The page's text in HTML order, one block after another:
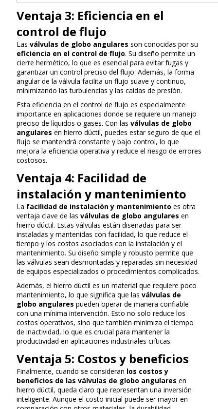
Ventaja 3: Eficiencia en el
control de flujo
Las válvulas de globo angulares son conocidas por su
eficiencia en el control de flujo. Su diseño permite un
cierre hermético, lo que es esencial para evitar fugas y
garantizar un control preciso del flujo. Además, la forma
angular de la válvula facilita un flujo suave y continuo,
minimizando las turbulencias y las caídas de presión.
Esta eficiencia en el control de flujo es especialmente
importante en aplicaciones donde se requiere un manejo
preciso de líquidos o gases. Con las válvulas de globo
angulares en hierro dúctil, puedes estar seguro de que el
flujo se mantendrá constante y bajo control, lo que
mejora la eficiencia operativa y reduce el riesgo de errores
costosos.
Ventaja 4: Facilidad de
instalación y mantenimiento
La facilidad de instalación y mantenimiento es otra
ventaja clave de las válvulas de globo angulares en
hierro dúctil. Estas válvulas están diseñadas para ser
instaladas y mantenidas con facilidad, lo que reduce el
tiempo y los costos asociados con la instalación y el
mantenimiento. Su diseño simple y robusto permite que
las válvulas sean desmontadas y reparadas sin necesidad
de equipos especializados o procedimientos complicados.
Además, el hierro dúctil es un material que requiere poco
mantenimiento, lo que significa que las válvulas de
globo angulares pueden operar de manera confiable
con una mínima intervención. Esto no solo reduce los
costos operativos, sino que también minimiza el tiempo
de inactividad, lo que es crucial para mantener la
productividad en aplicaciones industriales críticas.
Ventaja 5: Costos y beneficios
Finalmente, cuando se consideran los costos y
beneficios de las válvulas de globo angulares en
hierro dúctil, queda claro que representan una inversión
inteligente. Aunque el costo inicial puede ser mayor en